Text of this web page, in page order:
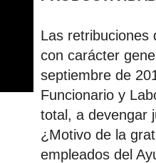
Las retribuciones
con carácter
septiembre de
Funcionario y
total, a devengar
¿Motivo de la
empleados del